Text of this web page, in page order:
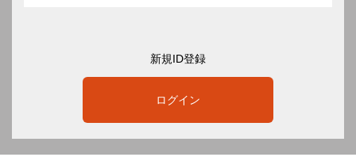
ログイン
新規ID登録